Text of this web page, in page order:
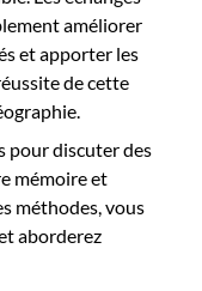
améliorer
et apporter les
de cette
pour discuter des
mémoire et
méthodes, vous
aborderez